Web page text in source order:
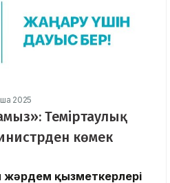
2025
Теміртаулық
көмек
жәрдем қызметкерлері